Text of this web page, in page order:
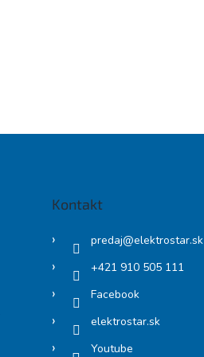
Kontakt
predaj@elektrostar.sk
+421 910 505 111
Facebook
elektrostar.sk
Youtube